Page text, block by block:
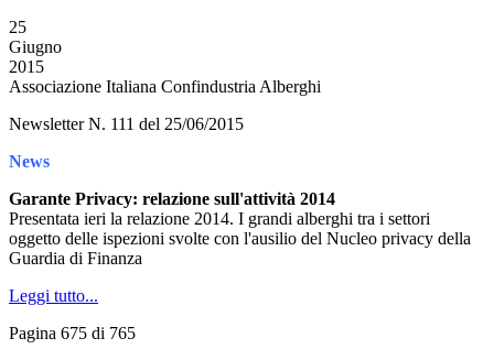
25
Giugno
2015
Associazione Italiana Confindustria Alberghi
Newsletter N. 111 del 25/06/2015
News
Garante Privacy: relazione sull'attività 2014
Presentata ieri la relazione 2014. I grandi alberghi tra i settori
oggetto delle ispezioni svolte con l'ausilio del Nucleo privacy della
Guardia di Finanza
Leggi tutto...
Pagina 675 di 765